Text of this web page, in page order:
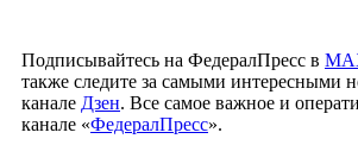
Подписывайтесь на ФедералПресс в
также следите за самыми интересными
канале Дзен. Все самое важное и
канале «ФедералПресс».